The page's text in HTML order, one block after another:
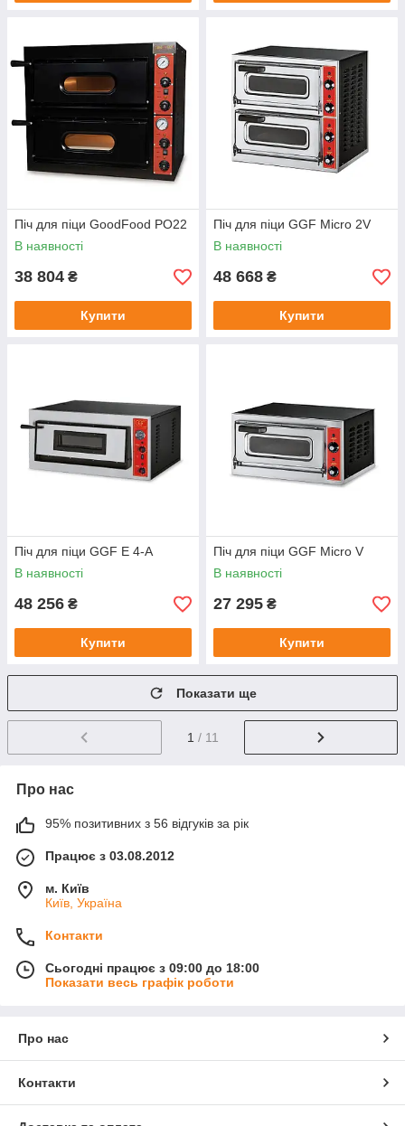
Піч для піци GoodFood PO22
В наявності
38 804 ₴
Купити
Піч для піци GGF Micro 2V
В наявності
48 668 ₴
Купити
Піч для піци GGF E 4-A
В наявності
48 256 ₴
Купити
Піч для піци GGF Micro V
В наявності
27 295 ₴
Купити
Показати ще
1 / 11
Про нас
95% позитивних з 56 відгуків за рік
Працює з 03.08.2012
м. Київ
Київ, Україна
Контакти
Сьогодні працює з 09:00 до 18:00
Показати весь графік роботи
Про нас
Контакти